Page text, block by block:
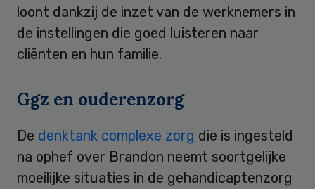
loont dankzij de inzet van de werknemers in
de instellingen die goed luisteren naar
cliënten en hun familie.
Ggz en ouderenzorg
De denktank complexe zorg die is ingesteld
na ophef over Brandon neemt soortgelijke
moeilijke situaties in de gehandicaptenzorg